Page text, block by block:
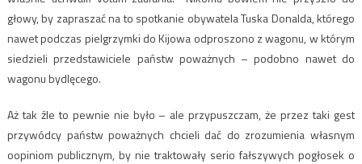
głowy, by zapraszać na to spotkanie obywatela Tuska Donalda, którego
nawet podczas pielgrzymki do Kijowa odproszono z wagonu, w którym
siedzieli przedstawiciele państw poważnych – podobno nawet do
wagonu bydlęcego.
Aż tak źle to pewnie nie było – ale przypuszczam, że przez taki gest
przywódcy państw poważnych chcieli dać do zrozumienia własnym
oopiniom publicznym, by nie traktowały serio fałszywych pogłosek o